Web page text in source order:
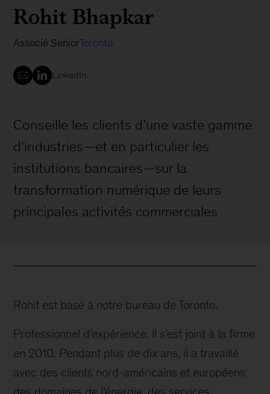
Rohit Bhapkar
Associé SeniorToronto
LinkedIn
Conseille les clients d’une vaste gamme
d’industries—et en particulier les
institutions bancaires—sur la
transformation numérique de leurs
principales activités commerciales
Rohit est basé à notre bureau de Toronto.
Professionnel d’expérience, il s’est joint à la firme
en 2010. Pendant plus de dix ans, il a travaillé
avec des clients nord-américains et européens